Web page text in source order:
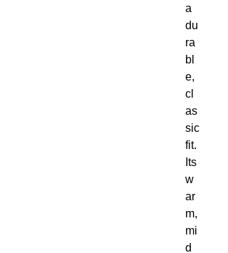
a
du
ra
bl
e,
cl
as
sic
fit.
Its
w
ar
m,
mi
d